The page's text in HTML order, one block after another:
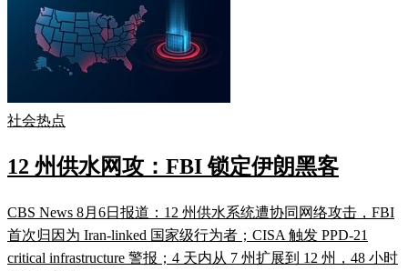
社会热点
12 州供水网攻：FBI 锁定伊朗黑客
CBS News 8月6日报道：12 州供水系统遭协同网络攻击，FBI
首次归因为 Iran-linked 国家级行为者；CISA 触发 PPD-21
critical infrastructure 警报；4 天内从 7 州扩展到 12 州，48 小时